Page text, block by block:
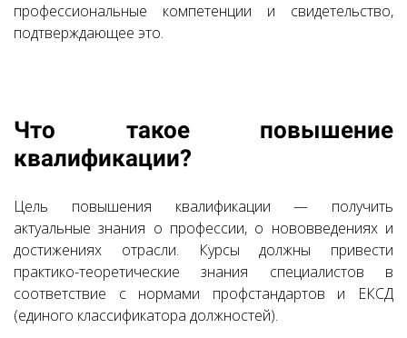
профессиональные компетенции и свидетельство,
подтверждающее это.
Что такое повышение
квалификации?
Цель повышения квалификации — получить
актуальные знания о профессии, о нововведениях и
достижениях отрасли. Курсы должны привести
практико-теоретические знания специалистов в
соответствие с нормами профстандартов и ЕКСД
(единого классификатора должностей).